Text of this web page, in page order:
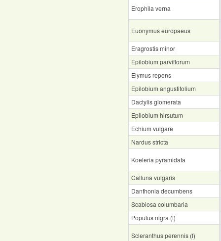
Erophila verna
Euonymus europaeus
Eragrostis minor
Epilobium parviflorum
Elymus repens
Epilobium angustifolium
Dactylis glomerata
Epilobium hirsutum
Echium vulgare
Nardus stricta
Koeleria pyramidata
Calluna vulgaris
Danthonia decumbens
Scabiosa columbaria
Populus nigra (f)
Scleranthus perennis (f)